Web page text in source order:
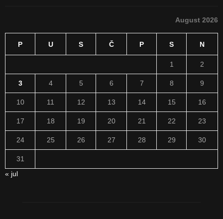
August 2026
P U S Č P S N
1 2
3 4 5 6 7 8 9
10 11 12 13 14 15 16
17 18 19 20 21 22 23
24 25 26 27 28 29 30
31
« jul